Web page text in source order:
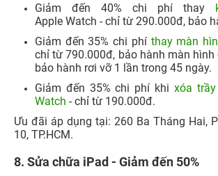
Giảm đến 40% chi phí thay
Apple Watch - chỉ từ 290.000đ, bảo
Giảm đến 35% chi phí thay màn
chỉ từ 790.000đ, bảo hành màn hình
bảo hành rơi vỡ 1 lần trong 45 ngày.​
Giảm đến 35% chi phí khi xóa
Watch - chỉ từ 190.000đ.​
​Ưu đãi áp dụng tại: 260 Ba Tháng Hai,
10, TP.HCM.​
8. Sửa chữa iPad - Giảm đến 50%